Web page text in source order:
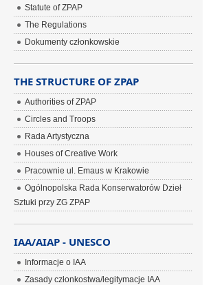
Statute of ZPAP
The Regulations
Dokumenty członkowskie
THE STRUCTURE OF ZPAP
Authorities of ZPAP
Circles and Troops
Rada Artystyczna
Houses of Creative Work
Pracownie ul. Emaus w Krakowie
Ogólnopolska Rada Konserwatorów Dzieł
Sztuki przy ZG ZPAP
IAA/AIAP - UNESCO
Informacje o IAA
Zasady członkostwa/legitymacje IAA